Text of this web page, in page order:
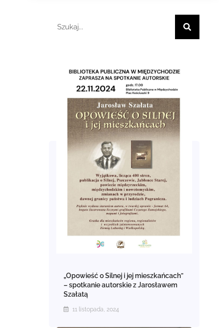
„Opowieść o Silnej i jej mieszkańcach”
– spotkanie autorskie z Jarosławem
Szałatą
11 listopada, 2024